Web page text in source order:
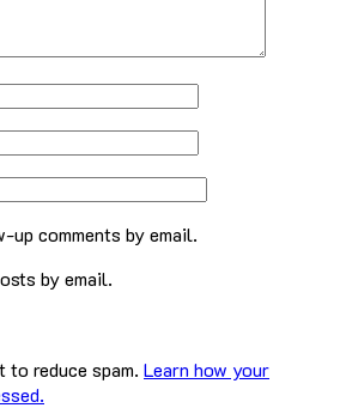
comments by email.
by email.
reduce spam. Learn how your